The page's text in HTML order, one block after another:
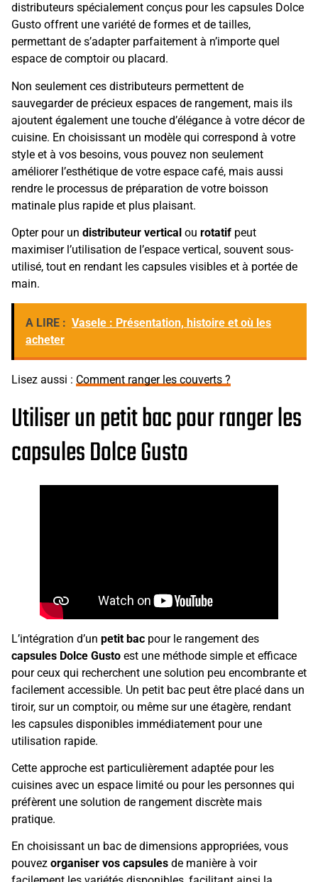
distributeurs spécialement conçus pour les capsules Dolce
Gusto offrent une variété de formes et de tailles,
permettant de s’adapter parfaitement à n’importe quel
espace de comptoir ou placard.
Non seulement ces distributeurs permettent de
sauvegarder de précieux espaces de rangement, mais ils
ajoutent également une touche d’élégance à votre décor de
cuisine. En choisissant un modèle qui correspond à votre
style et à vos besoins, vous pouvez non seulement
améliorer l’esthétique de votre espace café, mais aussi
rendre le processus de préparation de votre boisson
matinale plus rapide et plus plaisant.
Opter pour un distributeur vertical ou rotatif peut
maximiser l’utilisation de l’espace vertical, souvent sous-
utilisé, tout en rendant les capsules visibles et à portée de
main.
A LIRE : Vasele : Présentation, histoire et où les
acheter
Lisez aussi : Comment ranger les couverts ?
Utiliser un petit bac pour ranger les
capsules Dolce Gusto
L’intégration d’un petit bac pour le rangement des
capsules Dolce Gusto est une méthode simple et efficace
pour ceux qui recherchent une solution peu encombrante et
facilement accessible. Un petit bac peut être placé dans un
tiroir, sur un comptoir, ou même sur une étagère, rendant
les capsules disponibles immédiatement pour une
utilisation rapide.
Cette approche est particulièrement adaptée pour les
cuisines avec un espace limité ou pour les personnes qui
préfèrent une solution de rangement discrète mais
pratique.
En choisissant un bac de dimensions appropriées, vous
pouvez organiser vos capsules de manière à voir